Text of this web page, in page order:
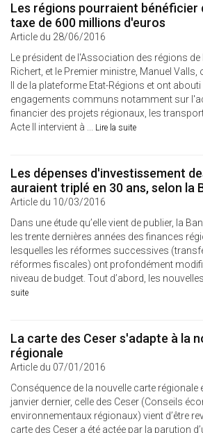
Les régions pourraient bénéficier
taxe de 600 millions d'euros
Article du 28/06/2016
Le président de l'Association des régions de
Richert, et le Premier ministre, Manuel Valls,
II de la plateforme Etat-Régions et ont
engagements communs notamment sur
financier des projets régionaux, les
Acte II intervient à ... Lire la suite
Les dépenses d'investissement
auraient triplé en 30 ans, selon la
Article du 10/03/2016
Dans une étude qu’elle vient de publier, la
les trente dernières années des finances
lesquelles les réformes successives
réformes fiscales) ont profondément
niveau de budget. Tout d’abord, les
suite
La carte des Ceser s'adapte à la
régionale
Article du 07/01/2016
Conséquence de la nouvelle carte régionale
janvier dernier, celle des Ceser (Conseils
environnementaux régionaux) vient d’être
carte des Ceser a été actée par la parution